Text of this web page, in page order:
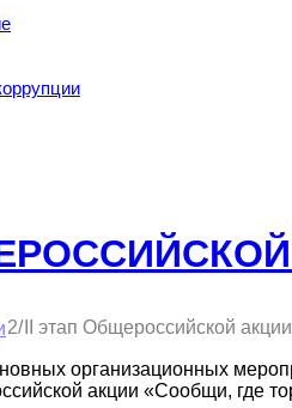
2/ II этап Общероссийской
организационных
акции «Сообщи, где